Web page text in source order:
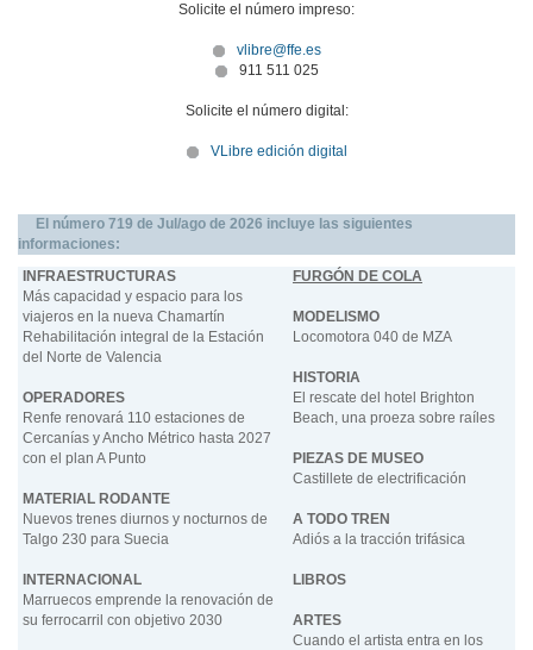
Solicite el número impreso:
vlibre@ffe.es
911 511 025
Solicite el número digital:
VLibre edición digital
El número 719 de Jul/ago de 2026 incluye las siguientes
informaciones:
INFRAESTRUCTURAS
Más capacidad y espacio para los
viajeros en la nueva Chamartín
Rehabilitación integral de la Estación
del Norte de Valencia
OPERADORES
Renfe renovará 110 estaciones de
Cercanías y Ancho Métrico hasta 2027
con el plan A Punto
MATERIAL RODANTE
Nuevos trenes diurnos y nocturnos de
Talgo 230 para Suecia
INTERNACIONAL
Marruecos emprende la renovación de
su ferrocarril con objetivo 2030
FURGÓN DE COLA
MODELISMO
Locomotora 040 de MZA
HISTORIA
El rescate del hotel Brighton
Beach, una proeza sobre raíles
PIEZAS DE MUSEO
Castillete de electrificación
A TODO TREN
Adiós a la tracción trifásica
LIBROS
ARTES
Cuando el artista entra en los